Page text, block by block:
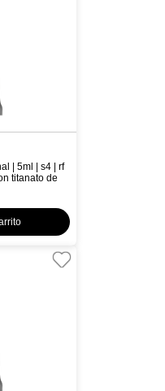
| 5ml | s4 | rf
titanato de